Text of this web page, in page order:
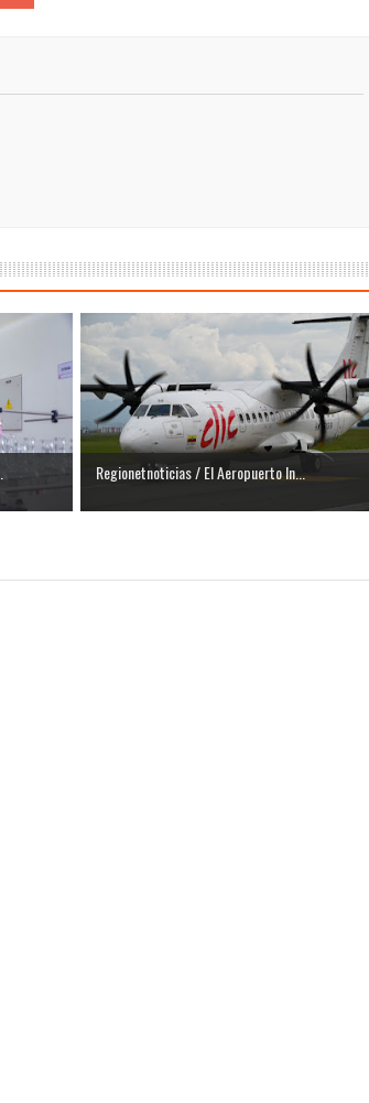
la Fábrica de Licores del Tolima alcanzó el 94
Regionetnoticias / El Aeropuerto In...